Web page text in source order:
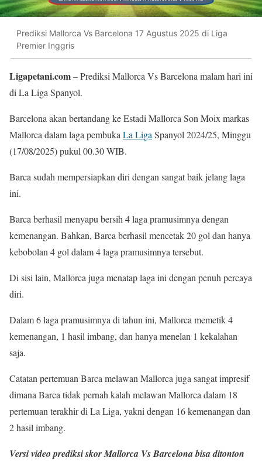
Prediksi Mallorca Vs Barcelona 17 Agustus 2025 di Liga
Premier Inggris
Ligapetani.com– Prediksi Mallorca Vs Barcelona malam hari ini
di La Liga Spanyol.
Barcelona akan bertandang ke Estadi Mallorca Son Moix markas
Mallorca dalam laga pembuka La Liga Spanyol 2024/25, Minggu
(17/08/2025) pukul 00.30 WIB.
Barca sudah mempersiapkan diri dengan sangat baik jelang laga
ini.
Barca berhasil menyapu bersih 4 laga pramusimnya dengan
kemenangan. Bahkan, Barca berhasil mencetak 20 gol dan hanya
kebobolan 4 gol dalam 4 laga pramusimnya tersebut.
Di sisi lain, Mallorca juga menatap laga ini dengan penuh percaya
diri.
Dalam 6 laga pramusimnya di tahun ini, Mallorca memetik 4
kemenangan, 1 hasil imbang, dan hanya menelan 1 kekalahan
saja.
Catatan pertemuan Barca melawan Mallorca juga sangat impresif
dimana Barca tidak pernah kalah melawan Mallorca dalam 18
pertemuan terakhir di La Liga, yakni dengan 16 kemenangan dan
2 hasil imbang.
Versi video prediksi skor Mallorca Vs Barcelona bisa ditonton